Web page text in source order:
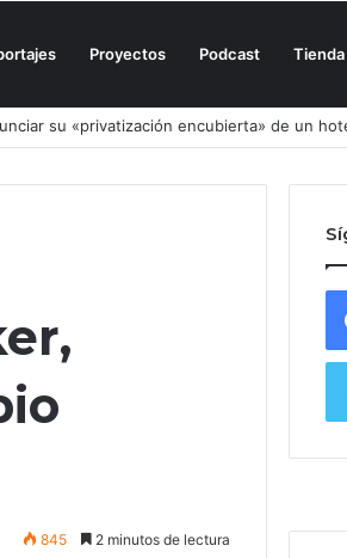
Proyectos Podcast
su «privatización encubierta» de un
845 2 minutos de lectura